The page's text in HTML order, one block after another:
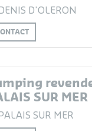
D'OLERON
SUR MER
SUR MER